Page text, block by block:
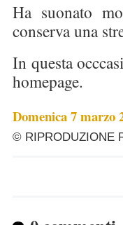
Ha suonato
conserva una
In questa
homepage.
Domenica 7 marzo
© RIPRODUZIONE